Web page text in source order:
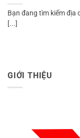
Bạn đang tìm kiếm địa
[...]
GIỚI THIỆU